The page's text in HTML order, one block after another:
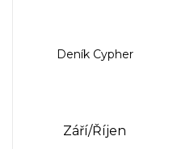
Deník Cypher
Září/Říjen